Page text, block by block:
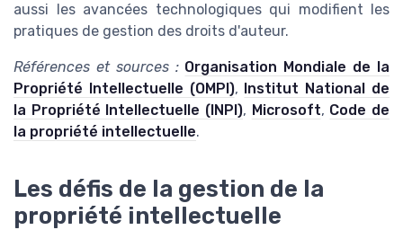
aussi les avancées technologiques qui modifient les
pratiques de gestion des droits d'auteur.
Références et sources : Organisation Mondiale de la
Propriété Intellectuelle (OMPI), Institut National de
la Propriété Intellectuelle (INPI), Microsoft, Code de
la propriété intellectuelle.
Les défis de la gestion de la
propriété intellectuelle